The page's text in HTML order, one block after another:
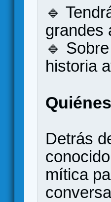
🔹
grandes
🔹
historia
Detrás
mítica